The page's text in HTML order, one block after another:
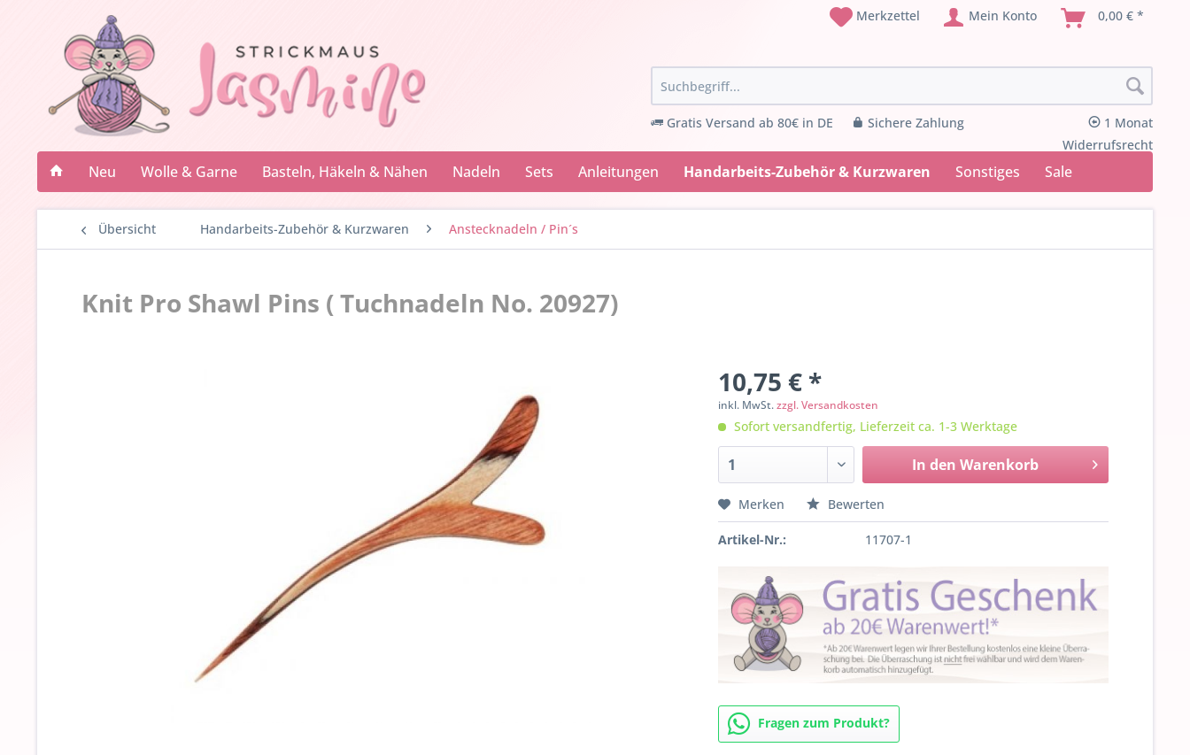
Merkzettel Mein Konto 0,00 € *
Gratis Versand ab 80€ in DE Sichere Zahlung
1 Monat
Widerrufsrecht
Neu Wolle & Garne Basteln, Häkeln & Nähen Nadeln Sets Anleitungen Handarbeits-Zubehör & Kurzwaren Sonstiges Sale
Übersicht Handarbeits-Zubehör & Kurzwaren Anstecknadeln / Pin´s
Knit Pro Shawl Pins ( Tuchnadeln No. 20927)
10,75 € *
inkl. MwSt.zzgl. Versandkosten
Sofort versandfertig, Lieferzeit ca. 1-3 Werktage
In den Warenkorb
Merken Bewerten
Artikel-Nr.: 11707-1
Fragen zum Produkt?